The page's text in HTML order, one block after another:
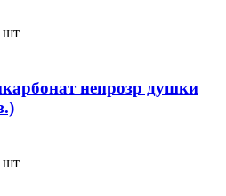
шт
непрозр душки
шт